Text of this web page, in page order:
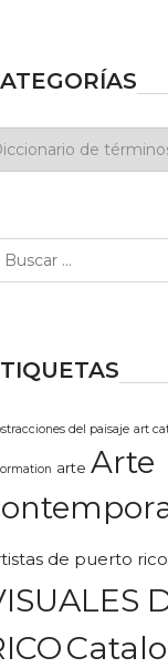
del paisaje art
arte Arte
de puerto rico